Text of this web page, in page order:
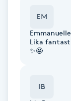
Gel naglar
EM
Lika fantastisk som
✨🤩
IB